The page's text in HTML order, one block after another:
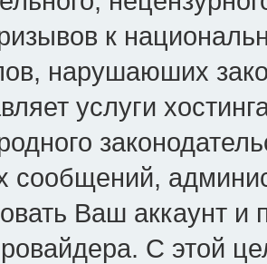
к
нарушаюших
услуги
сообщений,
Ваш аккаунт и
С этой